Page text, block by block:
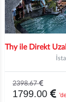
2398.67
1799.00